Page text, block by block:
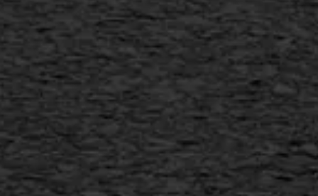
Flexigoot
Vertical seal
Vlakslijpen
Vorstschade
AWS ASFALTWERKEN
+31 493 842 840